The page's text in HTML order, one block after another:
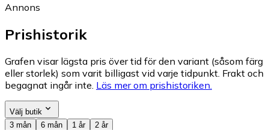
Annons
Prishistorik
Grafen visar lägsta pris över tid för den variant (såsom färg
eller storlek) som varit billigast vid varje tidpunkt. Frakt och
begagnat ingår inte. Läs mer om prishistoriken.
Välj butik
3 mån
6 mån 1 år 2 år